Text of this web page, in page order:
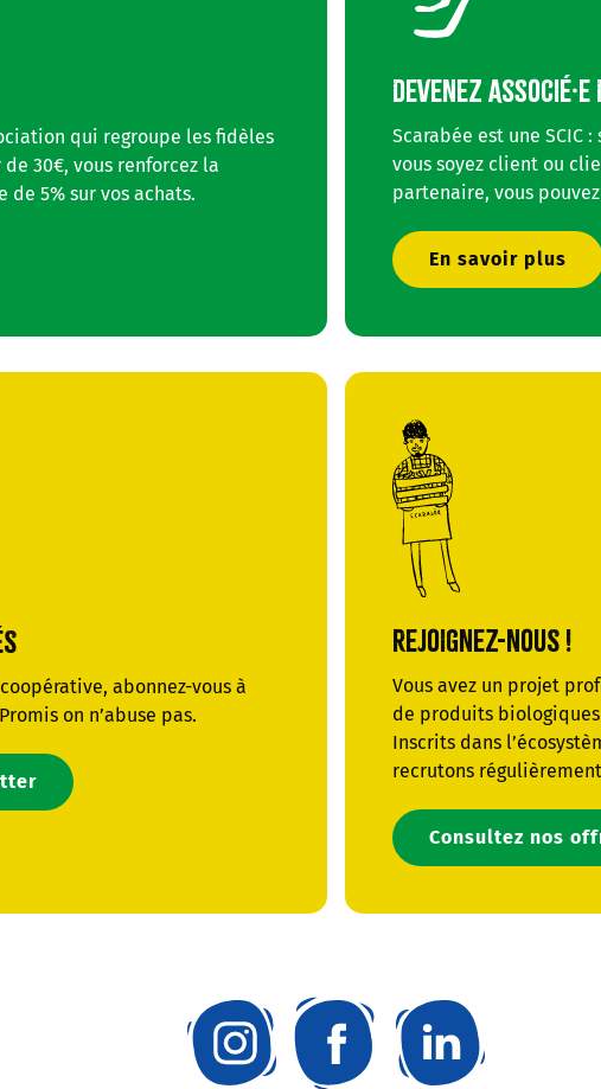
qui regroupe les fidèles
30€, vous renforcez la
5% sur vos achats.
DEVENEZ
Scarabée est une SCIC
vous soyez client ou
partenaire, vous
En savoir plus
abonnez-vous à
on n’abuse pas.
REJOIGNEZ-NOUS !
Vous avez un projet
de produits
Inscrits dans
recrutons
Consultez nos